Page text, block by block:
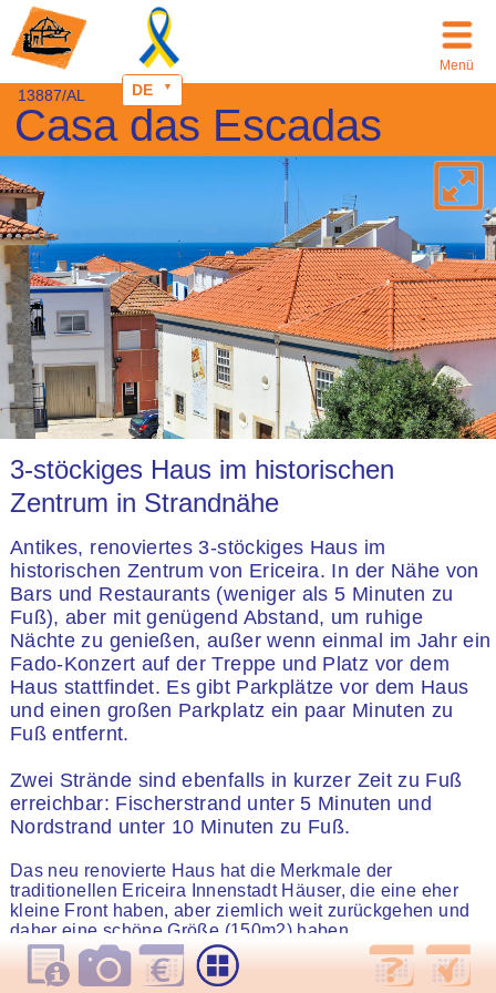
DE
13887/AL
Casa das Escadas
3-stöckiges Haus im historischen
Zentrum in Strandnähe
Antikes, renoviertes 3-stöckiges Haus im
historischen Zentrum von Ericeira. In der Nähe von
Bars und Restaurants (weniger als 5 Minuten zu
Fuß), aber mit genügend Abstand, um ruhige
Nächte zu genießen, außer wenn einmal im Jahr ein
Fado-Konzert auf der Treppe und Platz vor dem
Haus stattfindet. Es gibt Parkplätze vor dem Haus
und einen großen Parkplatz ein paar Minuten zu
Fuß entfernt.
Zwei Strände sind ebenfalls in kurzer Zeit zu Fuß
erreichbar: Fischerstrand unter 5 Minuten und
Nordstrand unter 10 Minuten zu Fuß.
Das neu renovierte Haus hat die Merkmale der
traditionellen Ericeira Innenstadt Häuser, die eine eher
kleine Front haben, aber ziemlich weit zurückgehen und
daher eine schöne Größe (150m2) haben.
Das Erdgeschoss verfügt über ein Wohnzimmer, Bad,
Menü